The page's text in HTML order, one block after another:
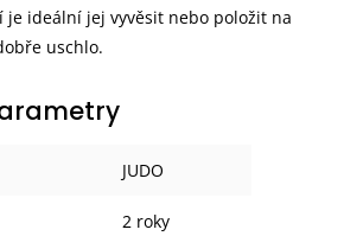
je ideální jej vyvěsit nebo položit na
uschlo.
JUDO
2 roky